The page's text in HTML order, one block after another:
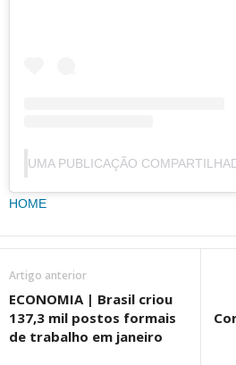
HOME
Artigo anterior
ECONOMIA | Brasil criou
137,3 mil postos formais
de trabalho em janeiro